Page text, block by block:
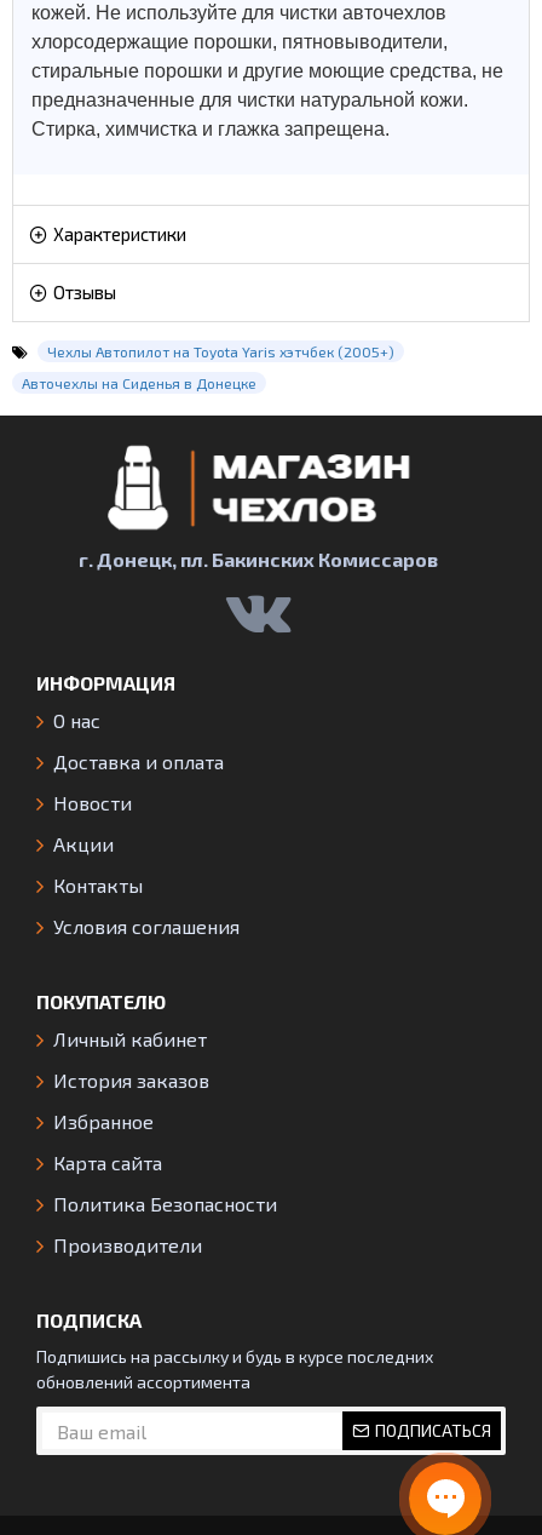
кожей. Не используйте для чистки авточехлов
хлорсодержащие порошки, пятновыводители,
стиральные порошки и другие моющие средства, не
предназначенные для чистки натуральной кожи.
Стирка, химчистка и глажка запрещена.
Характеристики
Отзывы
Чехлы Автопилот на Toyota Yaris хэтчбек (2005+)
Авточехлы на Сиденья в Донецке
г. Донецк, пл. Бакинских Комиссаров
ИНФОРМАЦИЯ
О нас
Доставка и оплата
Новости
Акции
Контакты
Условия соглашения
ПОКУПАТЕЛЮ
Личный кабинет
История заказов
Избранное
Карта сайта
Политика Безопасности
Производители
ПОДПИСКА
Подпишись на рассылку и будь в курсе последних
обновлений ассортимента
ПОДПИСАТЬСЯ